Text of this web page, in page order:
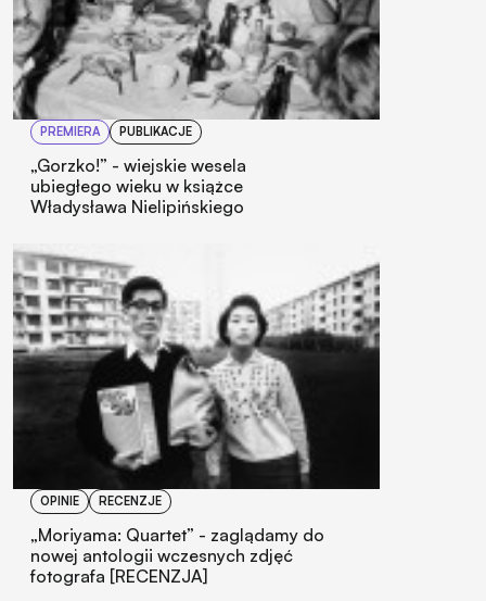
PREMIERA PUBLIKACJE
„Gorzko!” - wiejskie wesela
ubiegłego wieku w książce
Władysława Nielipińskiego
OPINIE RECENZJE
„Moriyama: Quartet” - zaglądamy do
nowej antologii wczesnych zdjęć
fotografa [RECENZJA]